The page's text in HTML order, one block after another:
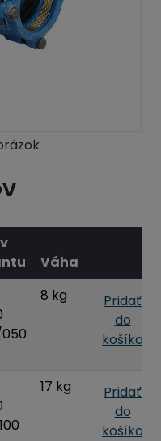
Váha
8 kg
Pridať
do
košíka
17 kg
Pridať
do
košíka